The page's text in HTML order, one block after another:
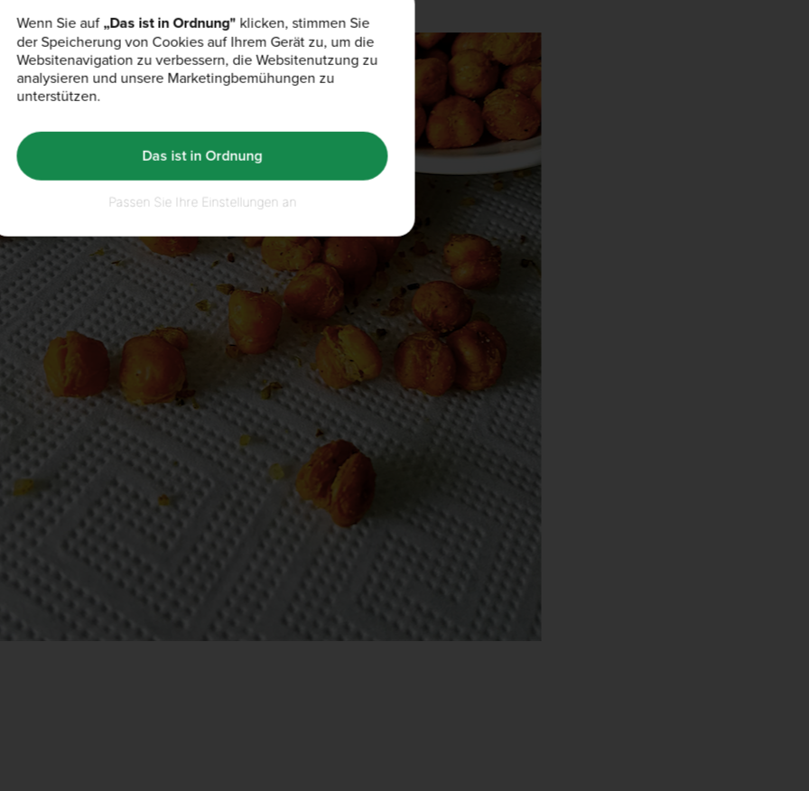
von 1-2 Tagen konsumieren.
Wenn Sie auf„Das ist in Ordnung" klicken, stimmen Sie
der Speicherung von Cookies auf Ihrem Gerät zu, um die
Websitenavigation zu verbessern, die Websitenutzung zu
analysieren und unsere Marketingbemühungen zu
unterstützen.
Passen Sie Ihre Einstellungen an
Das ist in Ordnung